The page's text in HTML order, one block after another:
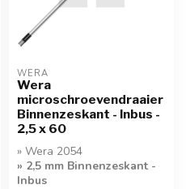
WERA
Wera
microschroevendraaier
Binnenzeskant - Inbus -
2,5 x 60
» Wera 2054
» 2,5 mm Binnenzeskant -
Inbus